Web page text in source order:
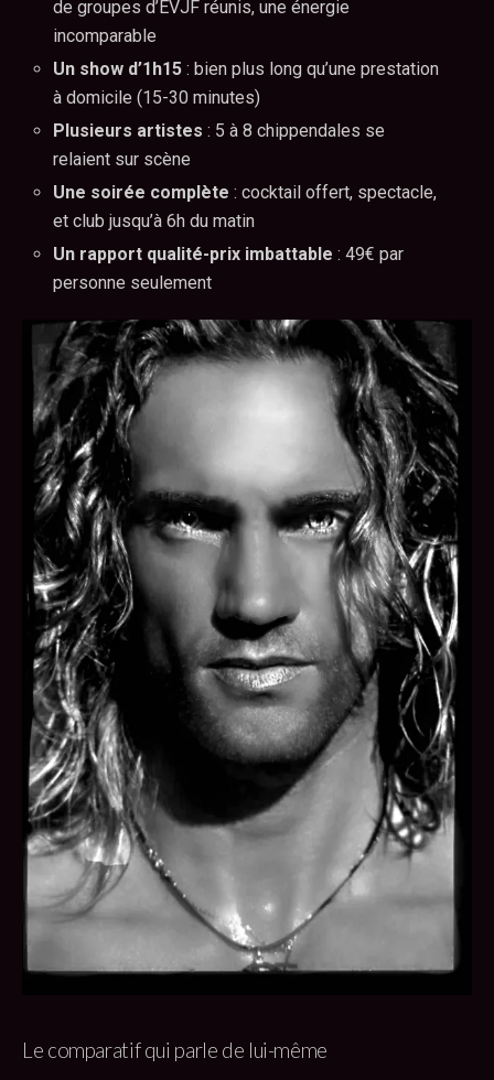
de groupes d’EVJF réunis, une énergie
incomparable
Un show d’1h15 : bien plus long qu’une prestation
à domicile (15-30 minutes)
Plusieurs artistes : 5 à 8 chippendales se
relaient sur scène
Une soirée complète : cocktail offert, spectacle,
et club jusqu’à 6h du matin
Un rapport qualité-prix imbattable : 49€ par
personne seulement
Le comparatif qui parle de lui-même